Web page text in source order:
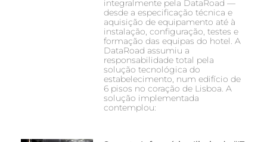
integralmente pela DataRoad —
desde a especificação técnica e
aquisição de equipamento até à
instalação, configuração, testes e
formação das equipas do hotel. A
DataRoad assumiu a
responsabilidade total pela
solução tecnológica do
estabelecimento, num edifício de
6 pisos no coração de Lisboa. A
solução implementada
contemplou: